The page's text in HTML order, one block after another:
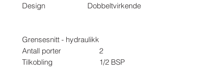
Design
Dobbeltvirkende
Grensesnitt - hydraulikk
Antall porter
2
Tilkobling
1/2 BSP